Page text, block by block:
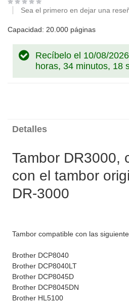
Sea el primero en dejar una
Capacidad: 20.000 páginas
Recíbelo el 10/08/
horas, 34 minutos, 18
Detalles
Tambor DR3000,
con el tambor
DR-3000
Tambor compatible con las
Brother DCP8040
Brother DCP8040LT
Brother DCP8045D
Brother DCP8045DN
Brother HL5100